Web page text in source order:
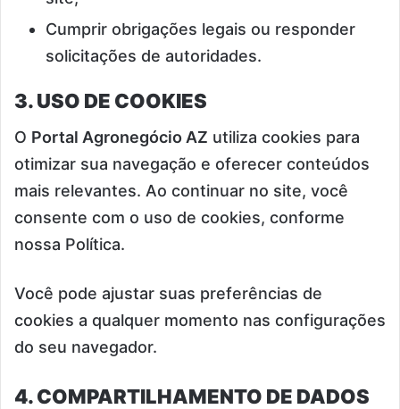
Cumprir obrigações legais ou responder
solicitações de autoridades.
3. USO DE COOKIES
O Portal Agronegócio AZ utiliza cookies para
otimizar sua navegação e oferecer conteúdos
mais relevantes. Ao continuar no site, você
consente com o uso de cookies, conforme
nossa Política.
Você pode ajustar suas preferências de
cookies a qualquer momento nas configurações
do seu navegador.
4. COMPARTILHAMENTO DE DADOS